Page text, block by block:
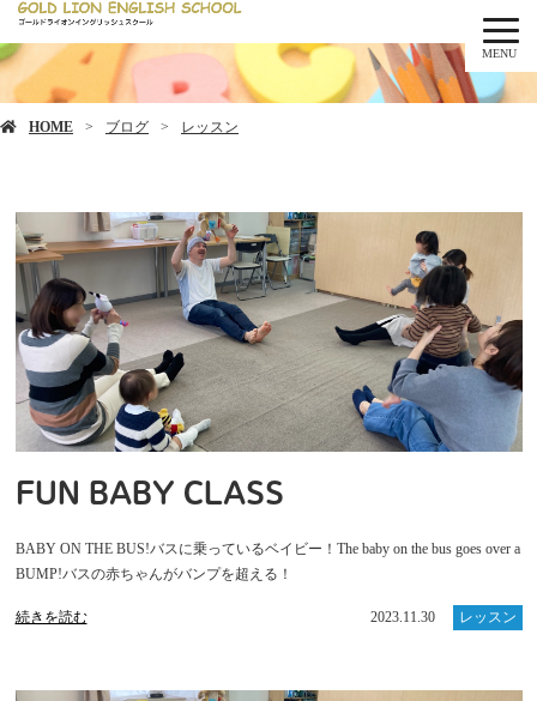
MENU
HOME ブログ レッスン
FUN BABY CLASS
BABY ON THE BUS!バスに乗っているベイビー！The baby on the bus goes over a
BUMP!バスの赤ちゃんがバンプを超える！
続きを読む 2023.11.30 レッスン